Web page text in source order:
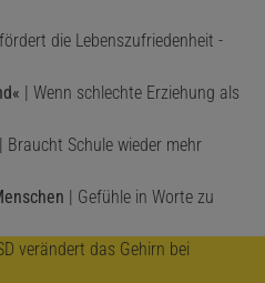
die Lebenszufriedenheit -
| Wenn schlechte Erziehung als
| Braucht Schule wieder mehr
| Gefühle in Worte zu
verändert das Gehirn bei